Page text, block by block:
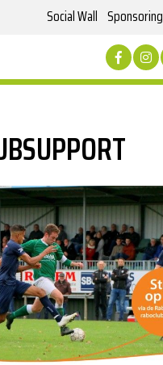
Social Wall Sponsoring